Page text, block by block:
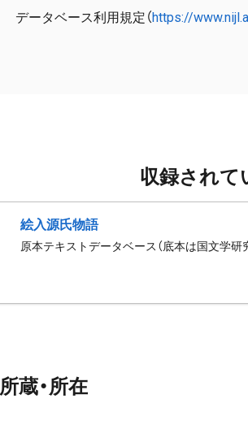
データベース利用規定（https://
収録されて
絵入源氏物語
原本テキストデータベース（底本は国文学研
所蔵・所在